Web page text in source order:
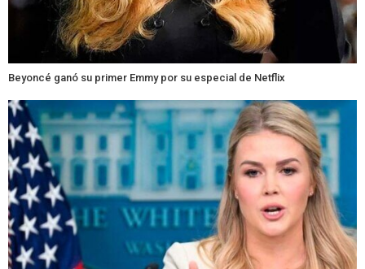
Beyoncé ganó su primer Emmy por su especial de Netflix